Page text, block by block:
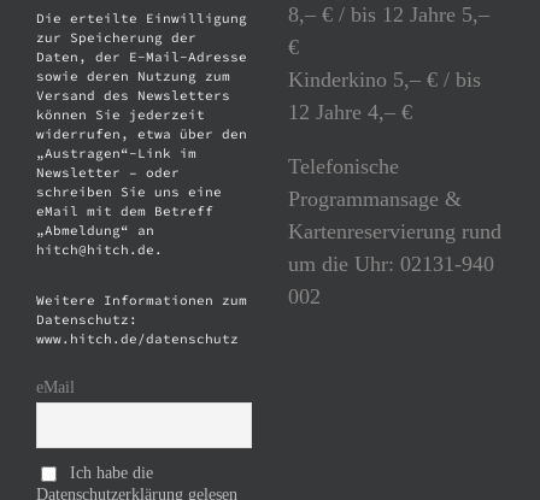
Die erteilte Einwilligung
zur Speicherung der
Daten, der E-Mail-Adresse
sowie deren Nutzung zum
Versand des Newsletters
können Sie jederzeit
widerrufen, etwa über den
„Austragen“-Link im
Newsletter – oder
schreiben Sie uns eine
eMail mit dem Betreff
„Abmeldung“ an
hitch@hitch.de.
Weitere Informationen zum
Datenschutz:
www.hitch.de/datenschutz
eMail
Ich habe die
Datenschutzerklärung gelesen
8,– € / bis 12 Jahre 5,–
€
Kinderkino 5,– € / bis
12 Jahre 4,– €
Telefonische
Programmansage &
Kartenreservierung rund
um die Uhr: 02131-940
002